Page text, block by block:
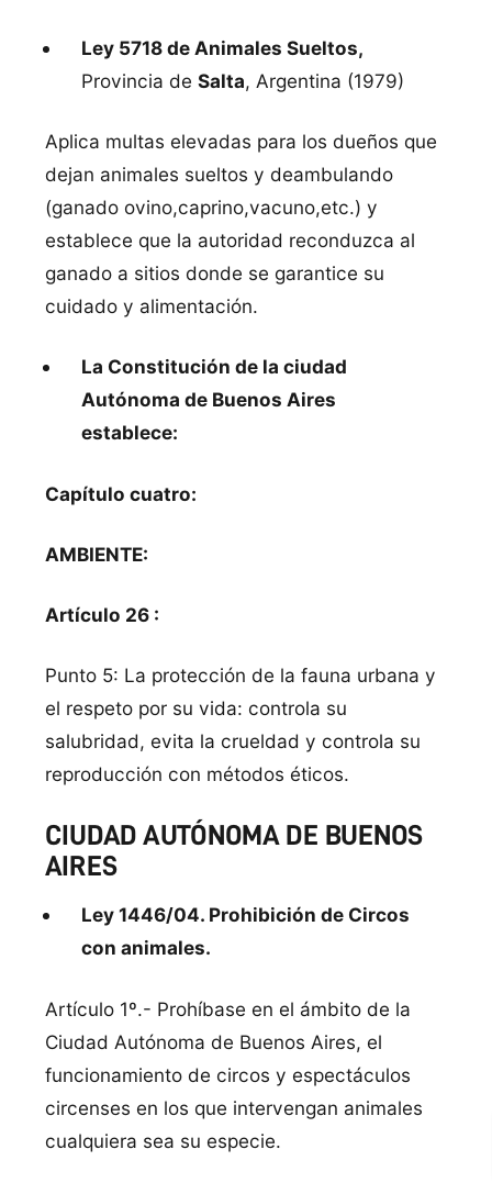
Ley 5718 de Animales Sueltos,
Provincia de Salta, Argentina (1979)
Aplica multas elevadas para los dueños que
dejan animales sueltos y deambulando
(ganado ovino,caprino,vacuno,etc.) y
establece que la autoridad reconduzca al
ganado a sitios donde se garantice su
cuidado y alimentación.
La Constitución de la ciudad
Autónoma de Buenos Aires
establece:
Capítulo cuatro:
AMBIENTE:
Artículo 26 :
Punto 5: La protección de la fauna urbana y
el respeto por su vida: controla su
salubridad, evita la crueldad y controla su
reproducción con métodos éticos.
CIUDAD AUTÓNOMA DE BUENOS
AIRES
Ley 1446/04. Prohibición de Circos
con animales.
Artículo 1º.- Prohíbase en el ámbito de la
Ciudad Autónoma de Buenos Aires, el
funcionamiento de circos y espectáculos
circenses en los que intervengan animales
cualquiera sea su especie.